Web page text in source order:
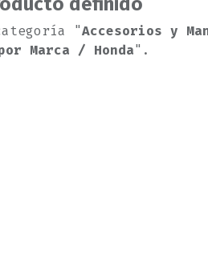
"Accesorios y
Marca / Honda".